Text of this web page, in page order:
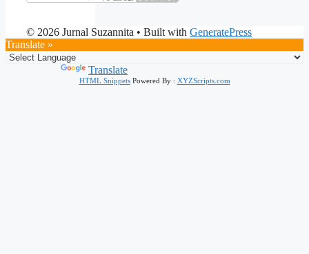
© 2026 Jurnal Suzannita • Built with GeneratePress
Translate »
Translate
HTML SnippetsPowered By : XYZScripts.com